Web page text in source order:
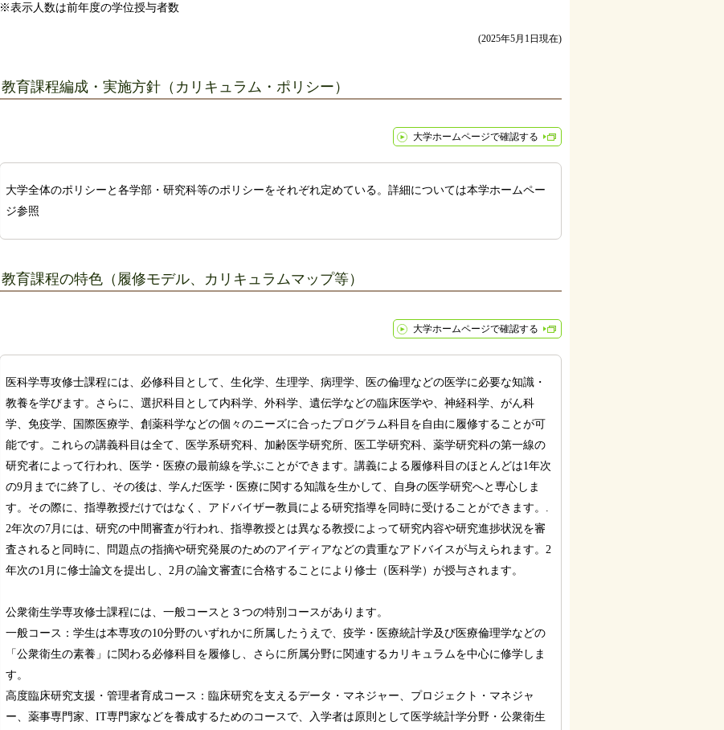
※表示人数は前年度の学位授与者数
(2025年5月1日現在)
教育課程編成・実施方針（カリキュラム・ポリシー）
大学ホームページで確認する
大学全体のポリシーと各学部・研究科等のポリシーをそれぞれ定めている。詳細については本学ホームペー
ジ参照
教育課程の特色（履修モデル、カリキュラムマップ等）
大学ホームページで確認する
医科学専攻修士課程には、必修科目として、生化学、生理学、病理学、医の倫理などの医学に必要な知識・
教養を学びます。さらに、選択科目として内科学、外科学、遺伝学などの臨床医学や、神経科学、がん科
学、免疫学、国際医療学、創薬科学などの個々のニーズに合ったプログラム科目を自由に履修することが可
能です。これらの講義科目は全て、医学系研究科、加齢医学研究所、医工学研究科、薬学研究科の第一線の
研究者によって行われ、医学・医療の最前線を学ぶことができます。講義による履修科目のほとんどは1年次
の9月までに終了し、その後は、学んだ医学・医療に関する知識を生かして、自身の医学研究へと専心しま
す。その際に、指導教授だけではなく、アドバイザー教員による研究指導を同時に受けることができます。.
2年次の7月には、研究の中間審査が行われ、指導教授とは異なる教授によって研究内容や研究進捗状況を審
査されると同時に、問題点の指摘や研究発展のためのアイディアなどの貴重なアドバイスが与えられます。2
年次の1月に修士論文を提出し、2月の論文審査に合格することにより修士（医科学）が授与されます。
公衆衛生学専攻修士課程には、一般コースと３つの特別コースがあります。
一般コース：学生は本専攻の10分野のいずれかに所属したうえで、疫学・医療統計学及び医療倫理学などの
「公衆衛生の素養」に関わる必修科目を履修し、さらに所属分野に関連するカリキュラムを中心に修学しま
す。
高度臨床研究支援・管理者育成コース：臨床研究を支えるデータ・マネジャー、プロジェクト・マネジャ
ー、薬事専門家、IT専門家などを養成するためのコースで、入学者は原則として医学統計学分野・公衆衛生